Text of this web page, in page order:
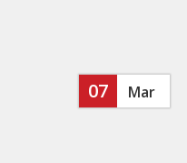
07 Mar